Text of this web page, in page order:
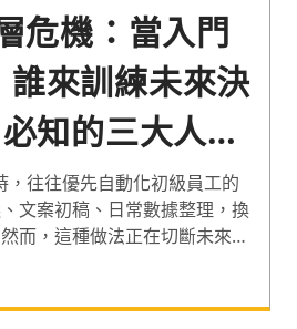
危機：當入門
來訓練未來決
知的三大人才
，往往優先自動化初級員工的
文案初稿、日常數據整理，換
而，這種做法正在切斷未來核
當初級員工不再親手執行基礎
的專業的直覺與職業判斷力。
出發，整理國際專家對此組織